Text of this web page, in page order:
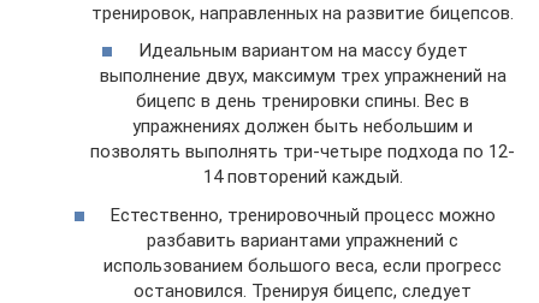
тренировок, направленных на развитие бицепсов.
Идеальным вариантом на массу будет
выполнение двух, максимум трех упражнений на
бицепс в день тренировки спины. Вес в
упражнениях должен быть небольшим и
позволять выполнять три-четыре подхода по 12-
14 повторений каждый.
Естественно, тренировочный процесс можно
разбавить вариантами упражнений с
использованием большого веса, если прогресс
остановился. Тренируя бицепс, следует